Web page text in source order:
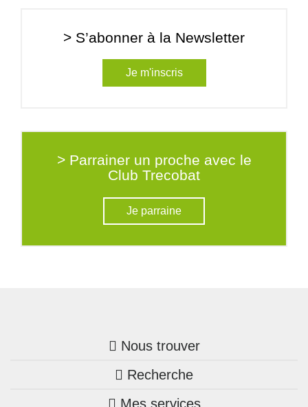
> S’abonner à la Newsletter
Je m'inscris
> Parrainer un proche avec le
Club Trecobat
Je parraine
Nous trouver
Trouver une agence
Recherche
Mes services